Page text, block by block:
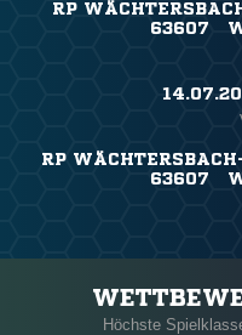
RP
63607
RP
63607
Höchste